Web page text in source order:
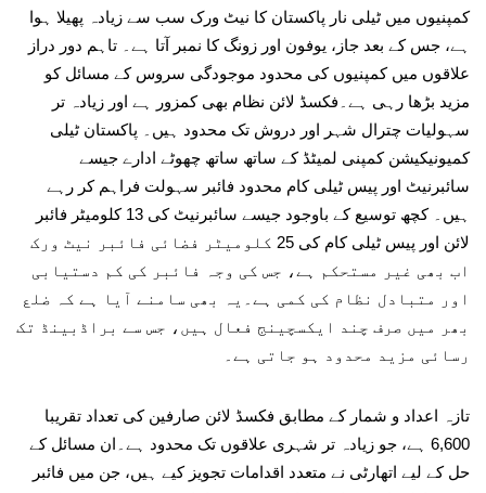
کمپنیوں میں ٹیلی نار پاکستان کا نیٹ ورک سب سے زیادہ پھیلا ہوا
ہے، جس کے بعد جاز، یوفون اور زونگ کا نمبر آتا ہے۔ تاہم دور دراز
علاقوں میں کمپنیوں کی محدود موجودگی سروس کے مسائل کو
مزید بڑھا رہی ہے۔فکسڈ لائن نظام بھی کمزور ہے اور زیادہ تر
سہولیات چترال شہر اور دروش تک محدود ہیں۔ پاکستان ٹیلی
کمیونیکیشن کمپنی لمیٹڈ کے ساتھ ساتھ چھوٹے ادارے جیسے
سائبرنیٹ اور پیس ٹیلی کام محدود فائبر سہولت فراہم کر رہے
ہیں۔ کچھ توسیع کے باوجود جیسے سائبرنیٹ کی 13 کلومیٹر فائبر
لائن اور پیس ٹیلی کام کی 25 کلومیٹر فضائی فائبر نیٹ ورک
اب بھی غیر مستحکم ہے، جس کی وجہ فائبر کی کم دستیابی
اور متبادل نظام کی کمی ہے۔یہ بھی سامنے آیا ہے کہ ضلع
بھر میں صرف چند ایکسچینج فعال ہیں، جس سے براڈبینڈ تک
رسائی مزید محدود ہو جاتی ہے۔
تازہ اعداد و شمار کے مطابق فکسڈ لائن صارفین کی تعداد تقریبا
6,600 ہے، جو زیادہ تر شہری علاقوں تک محدود ہے۔ان مسائل کے
حل کے لیے اتھارٹی نے متعدد اقدامات تجویز کیے ہیں، جن میں فائبر